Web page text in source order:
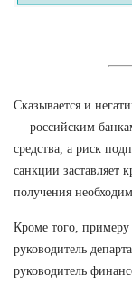
Сказывается и
— российским
средства, а риск
санкции заставляет
получения
Кроме того, примеру
руководитель
руководитель